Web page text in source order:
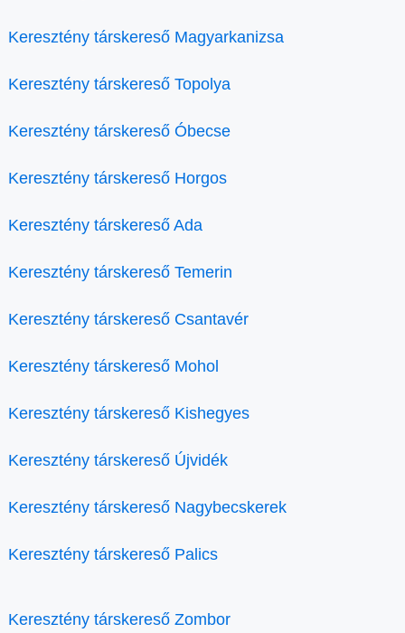
Keresztény társkereső Magyarkanizsa
Keresztény társkereső Topolya
Keresztény társkereső Óbecse
Keresztény társkereső Horgos
Keresztény társkereső Ada
Keresztény társkereső Temerin
Keresztény társkereső Csantavér
Keresztény társkereső Mohol
Keresztény társkereső Kishegyes
Keresztény társkereső Újvidék
Keresztény társkereső Nagybecskerek
Keresztény társkereső Palics
Keresztény társkereső Zombor